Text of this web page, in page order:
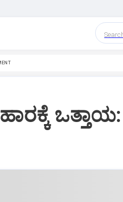
ಒತ್ತಾಯ: